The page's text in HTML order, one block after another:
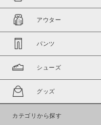
アウター
パンツ
シューズ
グッズ
カテゴリから探す